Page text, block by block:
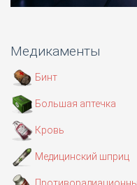
Медикаменты
Бинт
Большая аптечка
Кровь
Медицинский шприц